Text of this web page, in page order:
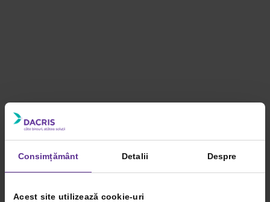
Consimțământ Detalii Despre
Acest site utilizează cookie-uri